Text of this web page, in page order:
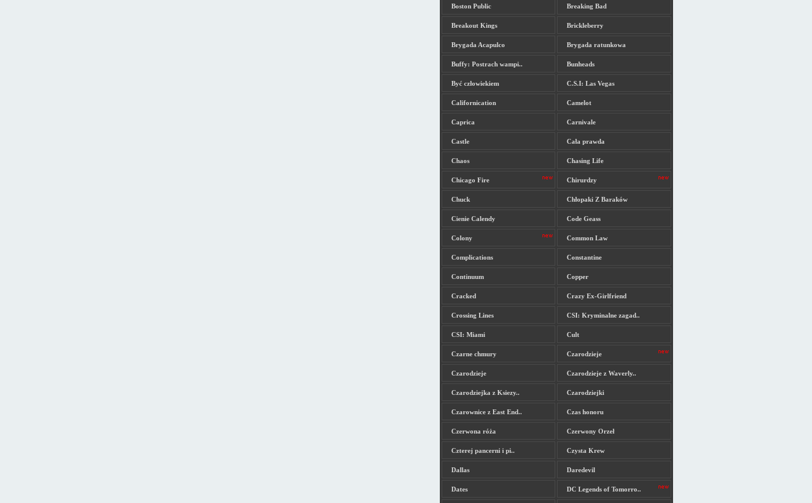
Boston Public Breaking Bad
Breakout Kings Brickleberry
Brygada Acapulco Brygada ratunkowa
Buffy: Postrach wampi.. Bunheads
Być człowiekiem C.S.I: Las Vegas
Californication Camelot
Caprica Carnivale
Castle Cała prawda
Chaos Chasing Life
Chicago Fire Chirurdzy
Chuck Chłopaki Z Baraków
Cienie Calendy Code Geass
Colony Common Law
Complications Constantine
Continuum Copper
Cracked Crazy Ex-Girlfriend
Crossing Lines CSI: Kryminalne zagad..
CSI: Miami Cult
Czarne chmury Czarodzieje
Czarodzieje Czarodzieje z Waverly..
Czarodziejka z Ksiezy.. Czarodziejki
Czarownice z East End.. Czas honoru
Czerwona róża Czerwony Orzeł
Czterej pancerni i pi.. Czysta Krew
Dallas Daredevil
Dates DC Legends of Tomorro..